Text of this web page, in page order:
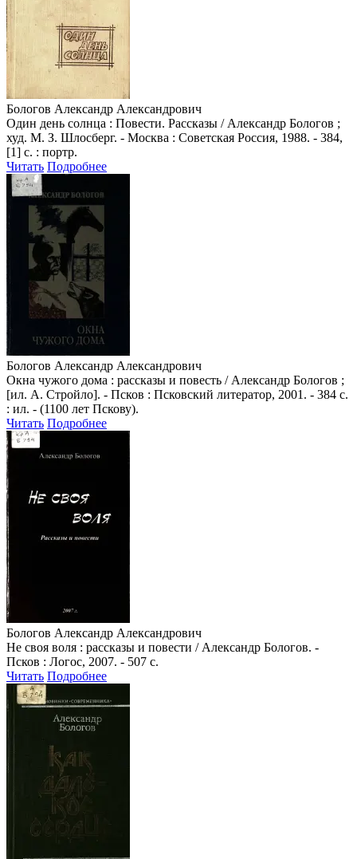
Бологов Александр Александрович
Один день солнца : Повести. Рассказы / Александр Бологов ;
худ. М. З. Шлосберг. - Москва : Советская Россия, 1988. - 384,
[1] с. : портр.
Читать Подробнее
Бологов Александр Александрович
Окна чужого дома : рассказы и повесть / Александр Бологов ;
[ил. А. Стройло]. - Псков : Псковский литератор, 2001. - 384 с.
: ил. - (1100 лет Пскову).
Читать Подробнее
Бологов Александр Александрович
Не своя воля : рассказы и повести / Александр Бологов. -
Псков : Логос, 2007. - 507 с.
Читать Подробнее